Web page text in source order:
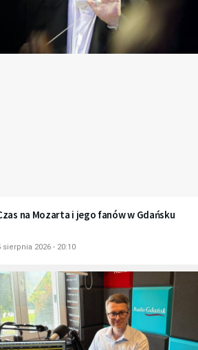
na Mozarta i jego fanów w Gdańsku
sierpnia 2026 - 20:10